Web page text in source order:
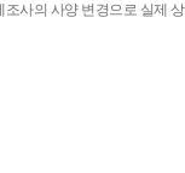
사의 사양 변경으로 실제